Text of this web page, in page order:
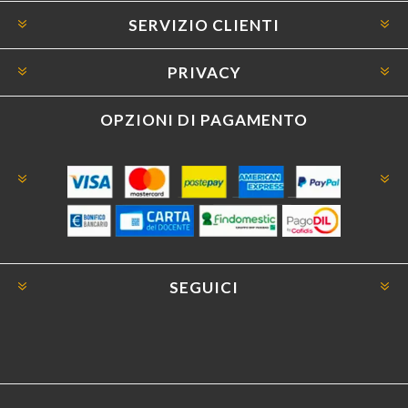
SERVIZIO CLIENTI
PRIVACY
OPZIONI DI PAGAMENTO
SEGUICI